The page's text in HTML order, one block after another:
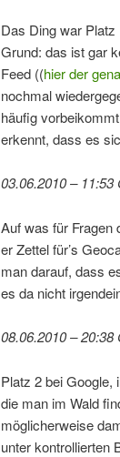
Das Ding war
Grund: das ist gar
Feed ((hier der
nochmal
häufig
erkennt, dass es
03.06.2010 – 11:53
Auf was für Fragen
er Zettel für’s
man darauf, dass
es da nicht
08.06.2010 – 20:38
Platz 2 bei Google,
die man im Wald
möglicherweise
unter kontrollierten